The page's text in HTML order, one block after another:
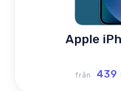
Apple
från 439